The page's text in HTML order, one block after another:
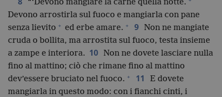
“‘Devono mangiare la carne quella notte.
Devono arrostirla sul fuoco e mangiarla con pane
senza lievito + ed erbe amare. + 9 Non ne mangiate
cruda o bollita, ma arrostita sul fuoco, testa insieme
a zampe e interiora. 10 Non ne dovete lasciare nulla
fino al mattino; ciò che rimane fino al mattino
dev’essere bruciato nel fuoco. + 11
E dovete
mangiarla in questo modo: con i fianchi cinti, i